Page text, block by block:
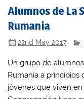
Alumnos de La
Rumanía
22nd May 2017
Un grupo de
Rumanía a principios
jóvenes que viven